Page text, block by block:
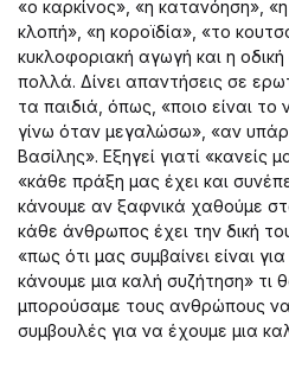
«ο καρκίνος», «η κατανόηση», «η
κλοπή», «η κοροϊδία», «το
κυκλοφοριακή αγωγή και η
πολλά. Δίνει απαντήσεις σε
τα παιδιά, όπως, «ποιο είναι το
γίνω όταν μεγαλώσω», «αν
Βασίλης». Εξηγεί γιατί «κανείς
«κάθε πράξη μας έχει και
κάνουμε αν ξαφνικά χαθούμε
κάθε άνθρωπος έχει την δική
«πως ότι μας συμβαίνει είναι
κάνουμε μια καλή συζήτηση» τι
μπορούσαμε τους ανθρώπους να
συμβουλές για να έχουμε μια